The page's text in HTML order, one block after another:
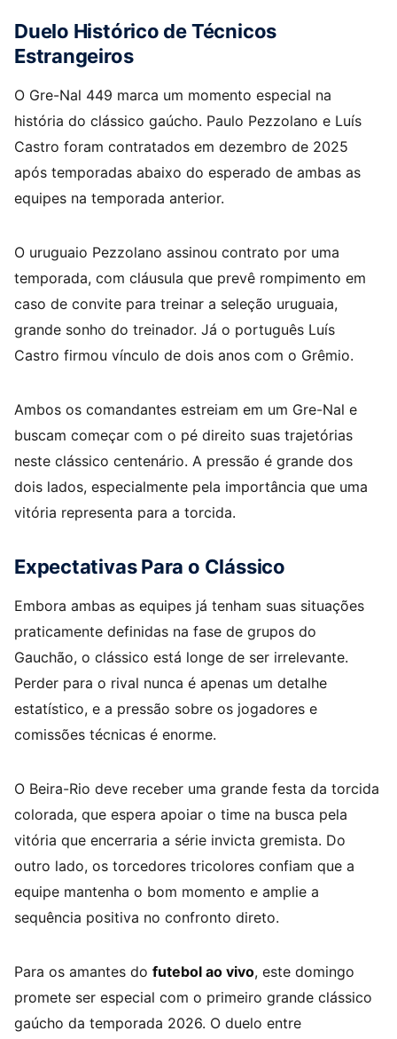
Duelo Histórico de Técnicos
Estrangeiros
O Gre-Nal 449 marca um momento especial na
história do clássico gaúcho. Paulo Pezzolano e Luís
Castro foram contratados em dezembro de 2025
após temporadas abaixo do esperado de ambas as
equipes na temporada anterior.
O uruguaio Pezzolano assinou contrato por uma
temporada, com cláusula que prevê rompimento em
caso de convite para treinar a seleção uruguaia,
grande sonho do treinador. Já o português Luís
Castro firmou vínculo de dois anos com o Grêmio.
Ambos os comandantes estreiam em um Gre-Nal e
buscam começar com o pé direito suas trajetórias
neste clássico centenário. A pressão é grande dos
dois lados, especialmente pela importância que uma
vitória representa para a torcida.
Expectativas Para o Clássico
Embora ambas as equipes já tenham suas situações
praticamente definidas na fase de grupos do
Gauchão, o clássico está longe de ser irrelevante.
Perder para o rival nunca é apenas um detalhe
estatístico, e a pressão sobre os jogadores e
comissões técnicas é enorme.
O Beira-Rio deve receber uma grande festa da torcida
colorada, que espera apoiar o time na busca pela
vitória que encerraria a série invicta gremista. Do
outro lado, os torcedores tricolores confiam que a
equipe mantenha o bom momento e amplie a
sequência positiva no confronto direto.
Para os amantes do futebol ao vivo, este domingo
promete ser especial com o primeiro grande clássico
gaúcho da temporada 2026. O duelo entre